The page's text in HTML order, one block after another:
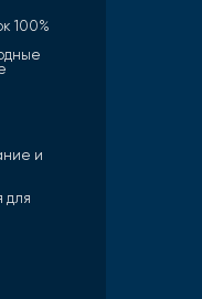
100%
и
для